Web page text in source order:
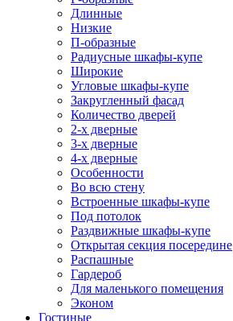
Длинные
Низкие
П-образные
Радиусные шкафы-купе
Широкие
Угловые шкафы-купе
Закругленный фасад
Количество дверей
2-х дверные
3-х дверные
4-х дверные
Особенности
Во всю стену
Встроенные шкафы-купе
Под потолок
Раздвижные шкафы-купе
Открытая секция посередине
Распашные
Гардероб
Для маленького помещения
Эконом
Гостиные